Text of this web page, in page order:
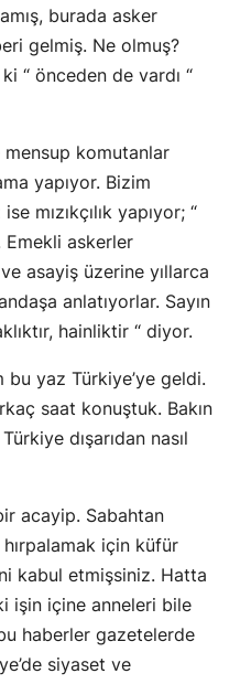
burada asker
gelmiş. Ne olmuş?
“ önceden de vardı “
mensup komutanlar
yapıyor. Bizim
mızıkçılık yapıyor; “
Emekli askerler
asayiş üzerine yıllarca
anlatıyorlar. Sayın
hainliktir “ diyor.
bu yaz Türkiye’ye geldi.
saat konuştuk. Bakın
dışarıdan nasıl
acayip. Sabahtan
için küfür
kabul etmişsiniz. Hatta
işin içine anneleri bile
bu haberler gazetelerde
siyaset ve